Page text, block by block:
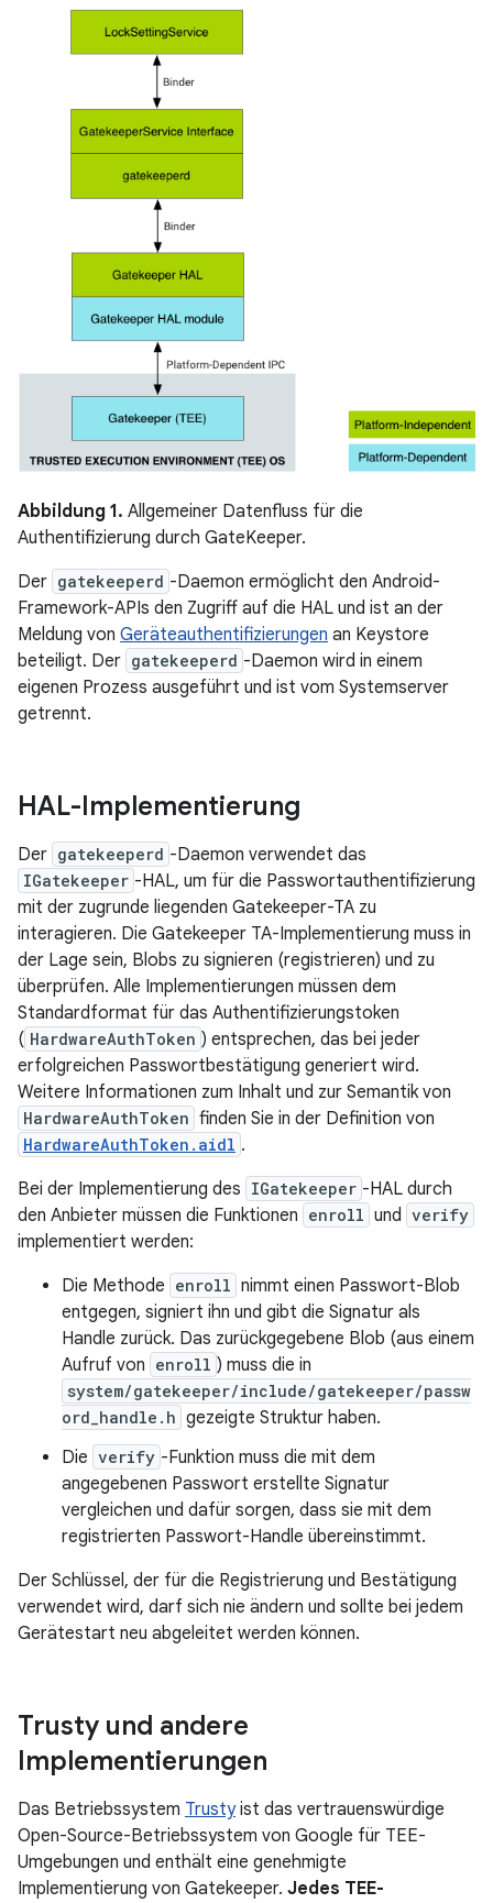
Abbildung 1. Allgemeiner Datenfluss für die
Authentifizierung durch GateKeeper.
Der gatekeeperd -Daemon ermöglicht den Android-
Framework-APIs den Zugriff auf die HAL und ist an der
Meldung von Geräteauthentifizierungen an Keystore
beteiligt. Der gatekeeperd -Daemon wird in einem
eigenen Prozess ausgeführt und ist vom Systemserver
getrennt.
HAL-Implementierung
Der gatekeeperd -Daemon verwendet das
IGatekeeper -HAL, um für die Passwortauthentifizierung
mit der zugrunde liegenden Gatekeeper-TA zu
interagieren. Die Gatekeeper TA-Implementierung muss in
der Lage sein, Blobs zu signieren (registrieren) und zu
überprüfen. Alle Implementierungen müssen dem
Standardformat für das Authentifizierungstoken
( HardwareAuthToken ) entsprechen, das bei jeder
erfolgreichen Passwortbestätigung generiert wird.
Weitere Informationen zum Inhalt und zur Semantik von
HardwareAuthToken finden Sie in der Definition von
HardwareAuthToken.aidl .
Bei der Implementierung des IGatekeeper -HAL durch
den Anbieter müssen die Funktionen enroll und verify
implementiert werden:
Die Methode enroll nimmt einen Passwort-Blob
entgegen, signiert ihn und gibt die Signatur als
Handle zurück. Das zurückgegebene Blob (aus einem
Aufruf von enroll ) muss die in
system/gatekeeper/include/gatekeeper/passw
ord_handle.h gezeigte Struktur haben.
Die verify -Funktion muss die mit dem
angegebenen Passwort erstellte Signatur
vergleichen und dafür sorgen, dass sie mit dem
registrierten Passwort-Handle übereinstimmt.
Der Schlüssel, der für die Registrierung und Bestätigung
verwendet wird, darf sich nie ändern und sollte bei jedem
Gerätestart neu abgeleitet werden können.
Trusty und andere
Implementierungen
Das Betriebssystem Trustyist das vertrauenswürdige
Open-Source-Betriebssystem von Google für TEE-
Umgebungen und enthält eine genehmigte
Implementierung von Gatekeeper. Jedes TEE-